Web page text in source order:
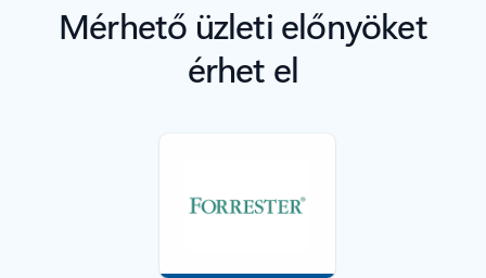
Mérhető üzleti előnyöket
érhet el